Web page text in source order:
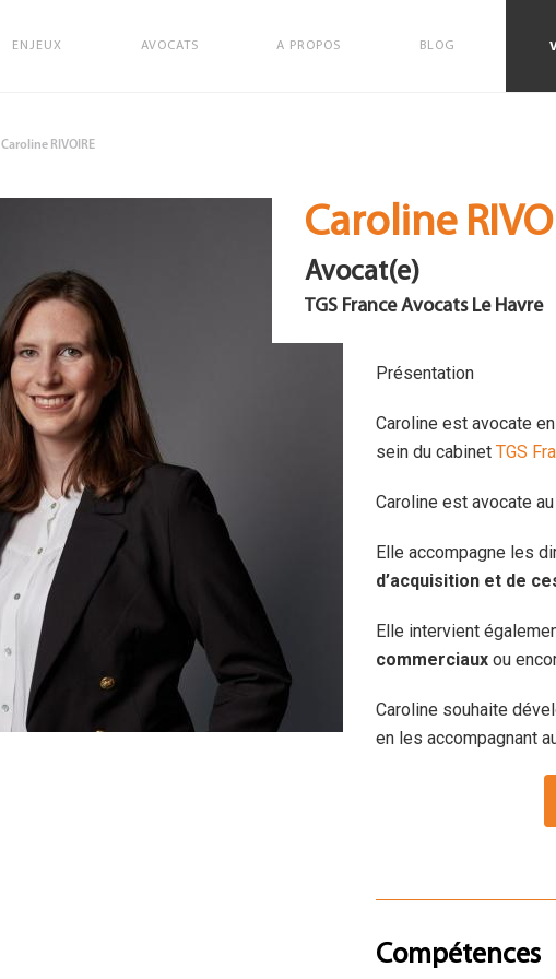
ENJEUX AVOCATS A PROPOS BLOG
Caroline RIVOIRE
Caroline
Avocat(e)
TGS France Avocats Le Havre
Présentation
Caroline est avocate en
sein du cabinet TGS
Caroline est avocate
Elle accompagne les
d’acquisition et de
Elle intervient
commerciaux ou
Caroline souhaite
en les accompagnant
Compétences